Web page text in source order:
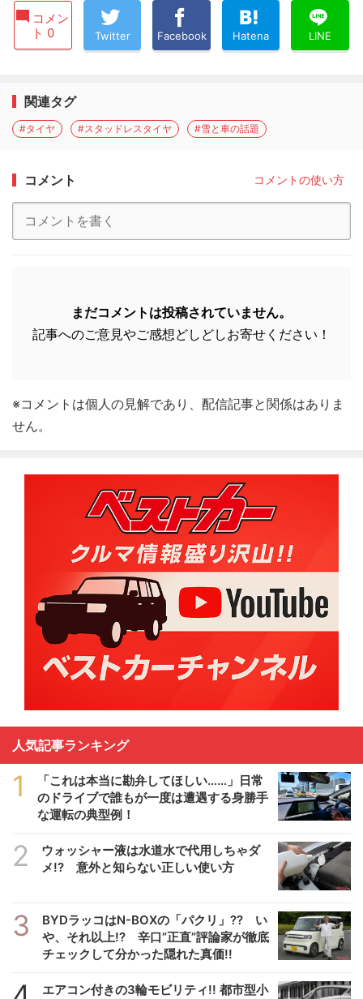
コメン
ト 0
Twitter Facebook Hatena LINE
関連タグ
#タイヤ #スタッドレスタイヤ #雪と車の話題
コメント コメントの使い方
まだコメントは投稿されていません。
記事へのご意見やご感想どしどしお寄せください！
※コメントは個人の見解であり、配信記事と関係はありま
せん。
人気記事ランキング
1
「これは本当に勘弁してほしい……」日常
のドライブで誰もが一度は遭遇する身勝手
な運転の典型例！
2
ウォッシャー液は水道水で代用しちゃダ
メ!? 意外と知らない正しい使い方
3
BYDラッコはN-BOXの「パクリ」?? い
や、それ以上!? 辛口”正直”評論家が徹底
チェックして分かった隠れた真価!!
エアコン付きの3輪モビリティ!! 都市型小